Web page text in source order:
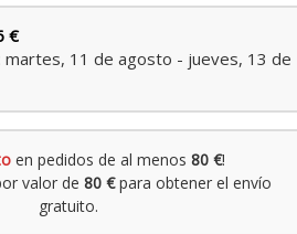
€
martes, 11 de agosto - jueves, 13 de
en pedidos de al menos80 €!
valor de 80 €para obtener el envío
gratuito.